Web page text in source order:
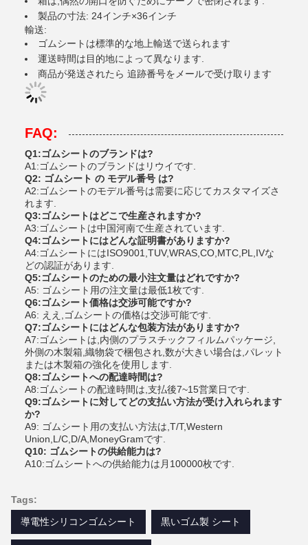
製品の寸法: 24インチ×36インチ
輸送:
ゴムシートは標準的な地上輸送で送られます
運送時間は目的地によって異なります.
商品が発送されたら 追跡番号をメールで受け取ります
FAQ:
Q1:ゴムシートのブランドは?
A1:ゴムシートのブランドはリウイです.
Q2: ゴムシート の モデル番号 は?
A2:ゴムシートのモデル番号は需要に応じてカスタマイズさ
れます.
Q3:ゴムシートはどこで生産されますか?
A3:ゴムシートは中国河南で生産されています.
Q4:ゴムシートにはどんな証明書がありますか?
A4:ゴムシートにはISO9001,TUV,WRAS,CO,MTC,PL,IVな
どの認証があります.
Q5:ゴムシートのための最小注文量はどれですか?
A5: ゴムシート用の注文量は最低1枚です.
Q6:ゴムシート価格は交渉可能ですか?
A6: ええ,ゴムシートの価格は交渉可能です.
Q7:ゴムシートにはどんな包装方法がありますか?
A7:ゴムシートは,内側のプラスチックフィルムパッケージ,
外側の木製箱,織物袋で梱包され,数が大きい場合は,パレット
または木製箱の強化を使用します.
Q8:ゴムシートへの配達時間は?
A8:ゴムシートの配達時間は,支払後7~15営業日です.
Q9:ゴムシートに対してどの支払い方法が受け入れられます
か?
A9: ゴムシート用の支払い方法は,T/T,Western
Union,L/C,D/A,MoneyGramです.
Q10: ゴムシートの供給能力は?
A10:ゴムシートへの供給能力は月100000枚です.
Tags:
導電性シリコンゴムシート
黒いゴム製 シート